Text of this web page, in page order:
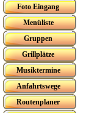
Foto Eingang
Menüliste
Gruppen
Grillplätze
Musiktermine
Anfahrtswege
Routenplaner